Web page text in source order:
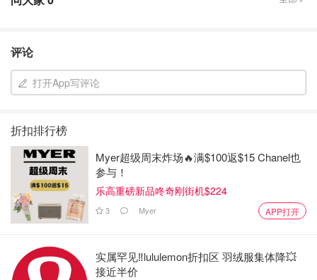
评论
打开App写评论
折扣排行榜
Myer超级周末炸场🔥满$100返$15 Chanel也
参与！
乐高重磅新品咚奇刚街机$224
3 Myer APP打开
实属罕见‼️lululemon折扣区 羽绒服集体降💥
接近半价